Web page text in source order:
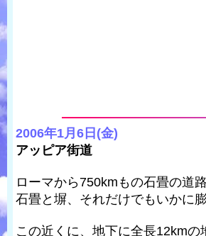
2006年1月6日(金)
アッピア街道
ローマから750kmもの石畳の道
石畳と塀、それだけでもいかに
この近くに、地下に全長12km